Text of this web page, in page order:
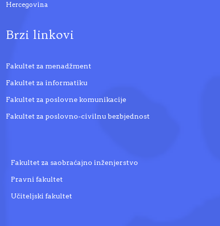
Hercegovina
Brzi linkovi
Fakultet za menadžment
Fakultet za informatiku
Fakultet za poslovne komunikacije
Fakultet za poslovno-civilnu bezbjednost
Fakultet za saobraćajno inženjerstvo
Pravni fakultet
Učiteljski fakultet